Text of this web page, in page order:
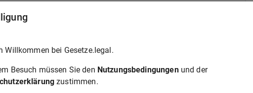
ohne dass die Annahme dem Antragenden gegenüber
der Verkehrssitte nicht zu erwarten ist oder der Antragende
erlischt, bestimmt sich nach dem aus dem Antrag oder den
Willkommen bei Gesetze.legal.
Besuch müssen Sie den Nutzungsbedingungenund der
zustimmen.